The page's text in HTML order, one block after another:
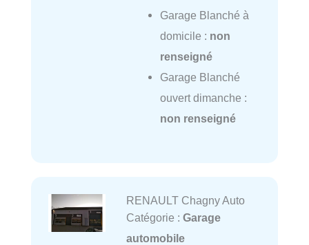
Garage Blanché à
domicile : non
renseigné
Garage Blanché
ouvert dimanche :
non renseigné
RENAULT Chagny Auto
Catégorie : Garage
automobile